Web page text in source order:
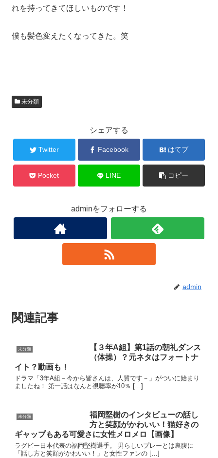
れを持ってきてほしいものです！
僕も髪色変えたくなってきた。笑
未分類
シェアする
Twitter Facebook はてブ
Pocket LINE コピー
adminをフォローする
admin
関連記事
未分類
【３年A組】第1話の朝礼ダンス
（体操）？元ネタはフォートナ
イト？動画も！
ドラマ「3年A組－今から皆さんは、人質です－」がついに始まり
ましたね！ 第一話はなんと視聴率が10％ […]
未分類
福岡堅樹のインタビューの話し
方と笑顔がかわいい！猫好きの
ギャップもある可愛さに女性メロメロ【画像】
ラグビー日本代表の福岡堅樹選手。 男らしいプレーとは裏腹に
「話し方と笑顔がかわいい！」と女性ファンの […]